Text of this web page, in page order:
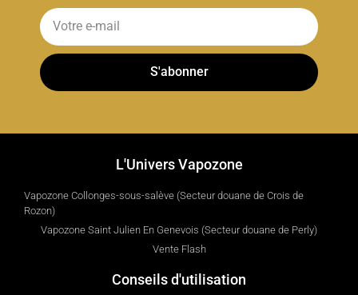
S'abonner
L'Univers Vapozone
Vapozone Collonges-sous-salève (Secteur douane de Crois de
Rozon)
Vapozone Saint Julien En Genevois (Secteur douane de Perly)
Vente Flash
Conseils d'utilisation